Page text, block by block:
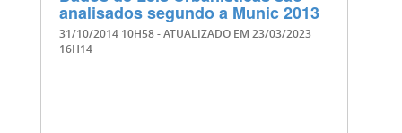
analisados segundo a Munic 2013
31/10/2014 10H58- ATUALIZADO EM 23/03/2023
16H14